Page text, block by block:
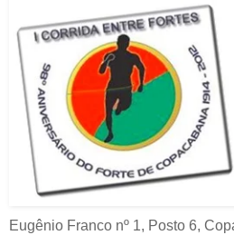
Eugênio Franco nº 1, Posto 6,